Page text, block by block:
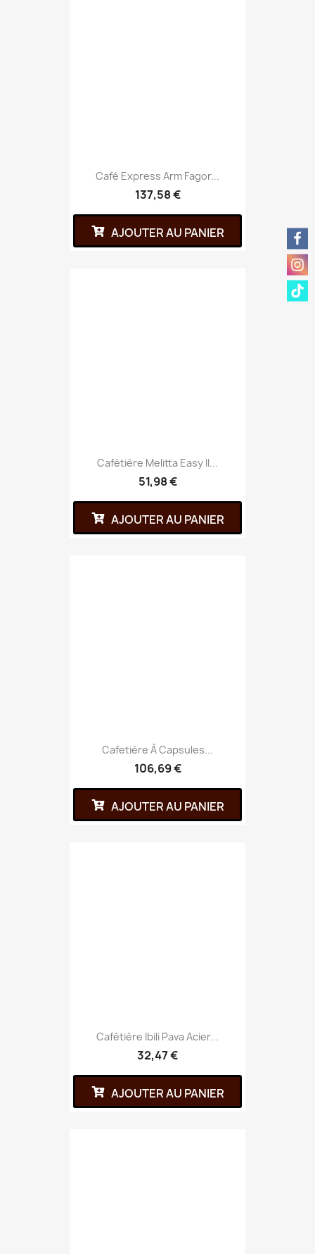
Café Express Arm Fagor...
137,58 €
AJOUTER AU PANIER
Cafétière Melitta Easy II...
51,98 €
AJOUTER AU PANIER
Cafetière À Capsules...
106,69 €
AJOUTER AU PANIER
Cafétière Ibili Pava Acier...
32,47 €
AJOUTER AU PANIER